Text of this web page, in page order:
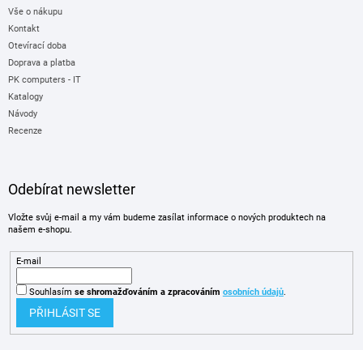
Vše o nákupu
Kontakt
Otevírací doba
Doprava a platba
PK computers - IT
Katalogy
Návody
Recenze
Odebírat newsletter
Vložte svůj e-mail a my vám budeme zasílat informace o nových produktech na
našem e-shopu.
E-mail
Souhlasím se shromažďováním a zpracováním osobních údajů.
PŘIHLÁSIT SE